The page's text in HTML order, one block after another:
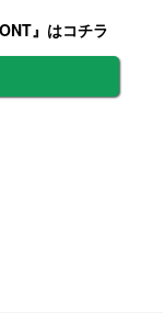
』はコチラ